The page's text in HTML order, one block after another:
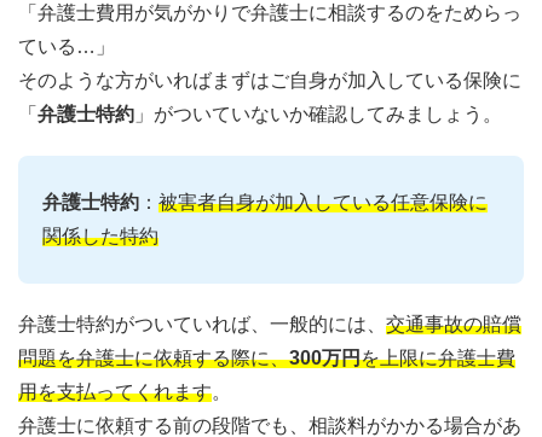
「弁護士費用が気がかりで弁護士に相談するのをためらっ
ている…」
そのような方がいればまずはご自身が加入している保険に
「 弁護士特約 」がついていないか確認してみましょう。
弁護士特約 ： 被害者自身が加入している任意保険に
関係した特約
弁護士特約がついていれば、一般的には、 交通事故の賠償
問題を弁護士に依頼する際に、300万円を上限に弁護士費
用を支払ってくれます。
弁護士に依頼する前の段階でも、相談料がかかる場合があ